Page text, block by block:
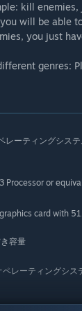
kill
you will be able
you just
genres:
レーティングシス
Processor or
card with
容量
レーティングシス